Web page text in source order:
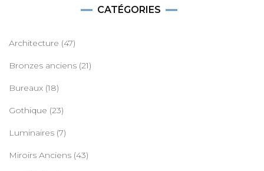
CATÉGORIES
Architecture (47)
Bronzes anciens (21)
Bureaux (18)
Gothique (23)
Luminaires (7)
Miroirs Anciens (43)